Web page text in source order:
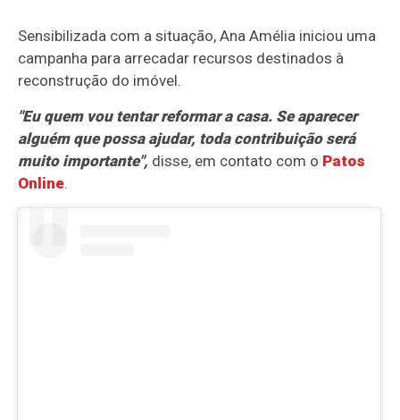
Sensibilizada com a situação, Ana Amélia iniciou uma
campanha para arrecadar recursos destinados à
reconstrução do imóvel.
"Eu quem vou tentar reformar a casa. Se aparecer
alguém que possa ajudar, toda contribuição será
muito importante", disse, em contato com o Patos
Online.